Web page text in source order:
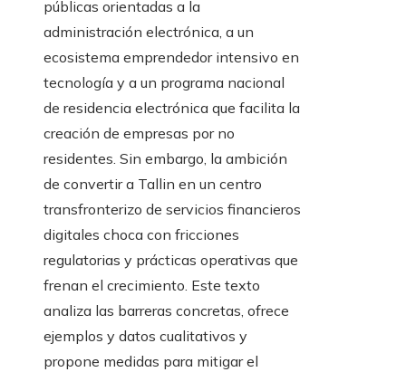
públicas orientadas a la
administración electrónica, a un
ecosistema emprendedor intensivo en
tecnología y a un programa nacional
de residencia electrónica que facilita la
creación de empresas por no
residentes. Sin embargo, la ambición
de convertir a Tallin en un centro
transfronterizo de servicios financieros
digitales choca con fricciones
regulatorias y prácticas operativas que
frenan el crecimiento. Este texto
analiza las barreras concretas, ofrece
ejemplos y datos cualitativos y
propone medidas para mitigar el